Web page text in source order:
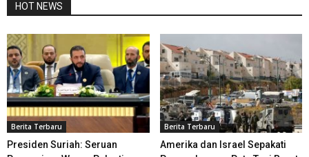
HOT NEWS
Berita Terbaru
Presiden Suriah: Seruan
Berita Terbaru
Amerika dan Israel Sepakati